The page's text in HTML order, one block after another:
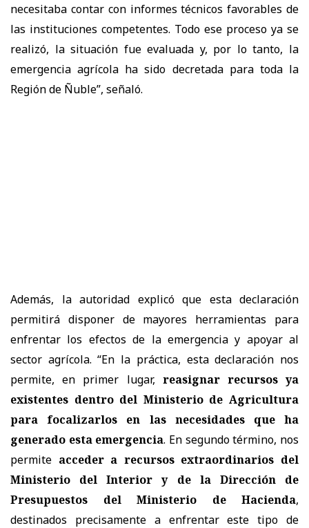
necesitaba contar con informes técnicos favorables de
las instituciones competentes. Todo ese proceso ya se
realizó, la situación fue evaluada y, por lo tanto, la
emergencia agrícola ha sido decretada para toda la
Región de Ñuble”, señaló.
Además, la autoridad explicó que esta declaración
permitirá disponer de mayores herramientas para
enfrentar los efectos de la emergencia y apoyar al
sector agrícola. “En la práctica, esta declaración nos
permite, en primer lugar, reasignar recursos ya
existentes dentro del Ministerio de Agricultura
para focalizarlos en las necesidades que ha
generado esta emergencia. En segundo término, nos
permite acceder a recursos extraordinarios del
Ministerio del Interior y de la Dirección de
Presupuestos del Ministerio de Hacienda,
destinados precisamente a enfrentar este tipo de